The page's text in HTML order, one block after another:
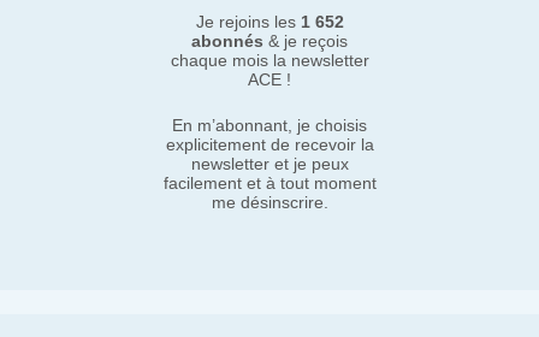
Je rejoins les 1 652
abonnés & je reçois
chaque mois la newsletter
ACE !
En m’abonnant, je choisis
explicitement de recevoir la
newsletter et je peux
facilement et à tout moment
me désinscrire.